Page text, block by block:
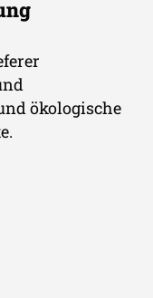
ökologische